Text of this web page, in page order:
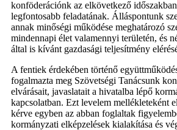
konföderációnk az elkövetkező
legfontosabb feladatának. Álláspontunk
annak minőségi működése meghatározó
mindennapi élet valamennyi területén, és
által is kívánt gazdasági teljesítmény
A fentiek érdekében történő
fogalmazta meg Szövetségi Tanácsunk
elvárásait, javaslatait a hivatalba lépő
kapcsolatban. Ezt levelem mellékleteként
kérve egyben az abban foglaltak
kormányzati elképzelések kialakítása és